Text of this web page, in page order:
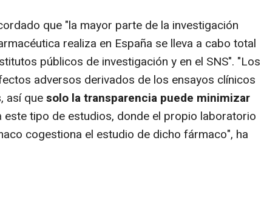
que "la mayor parte de la investigación
realiza en España se lleva a cabo total
públicos de investigación y en el SNS". "Los
adversos derivados de los ensayos clínicos
así quesolo la transparencia puede minimizar
este tipo de estudios, donde el propio laboratorio
cogestiona el estudio de dicho fármaco", ha